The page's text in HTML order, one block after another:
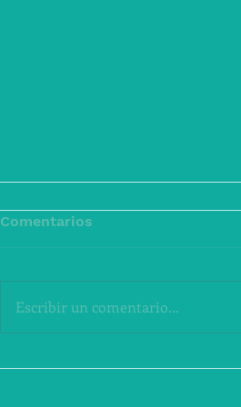
Comentarios
Escribir un comentario...